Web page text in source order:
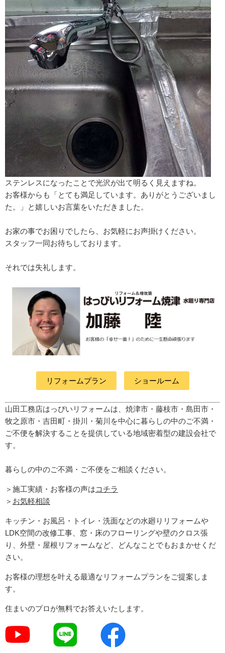
ステンレスになったことで光沢が出て明るく見えますね。
お客様からも「とても満足しています。ありがとうございまし
た。」と嬉しいお言葉をいただきました。
お家の事でお困りでしたら、お気軽にお声掛けください。
スタッフ一同お待ちしております。
それでは失礼します。
リフォームプラン ショールーム
山田工務店はっぴいリフォームは、焼津市・藤枝市・島田市・
牧之原市・吉田町 ・掛川・菊川 を中心に暮らしの中のご不満・
ご不便を解決することを提供している地域密着型の建設会社で
す。
暮らしの中のご不満・ご不便をご相談ください。
＞施工実績・お客様の声はコチラ
＞ お気軽相談
キッチン・お風呂・トイレ・洗面などの水廻りリフォームや
LDK空間の改修工事、窓・床のフローリングや壁のクロス張
り、外壁・屋根リフォームなど、どんなことでもおまかせくだ
さい。
お客様の理想を叶える最適なリフォームプランをご提案しま
す。
住まいのプロが無料でお答えいたします。